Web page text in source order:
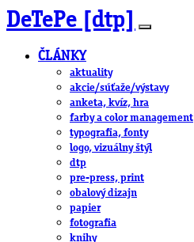
DeTePe [dtp]
ČLÁNKY
aktuality
akcie/súťaže/výstavy
anketa, kvíz, hra
farby a color management
typografia, fonty
logo, vizuálny štýl
dtp
pre-press, print
obalový dizajn
papier
fotografia
knihy